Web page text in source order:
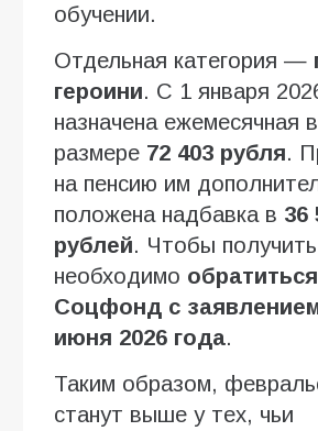
обучении.
Отдельная категория —
героини. С 1 января
назначена ежемесячная
размере 72 403 рубля.
на пенсию им
положена надбавка в 36
рублей. Чтобы
необходимо
Соцфонд с
июня 2026 года.
Таким образом,
станут выше у тех, чьи